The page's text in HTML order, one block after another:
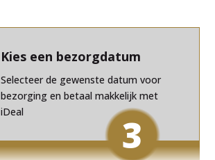
Kies een bezorgdatum
Selecteer de gewenste datum voor
bezorging en betaal makkelijk met
iDeal
3